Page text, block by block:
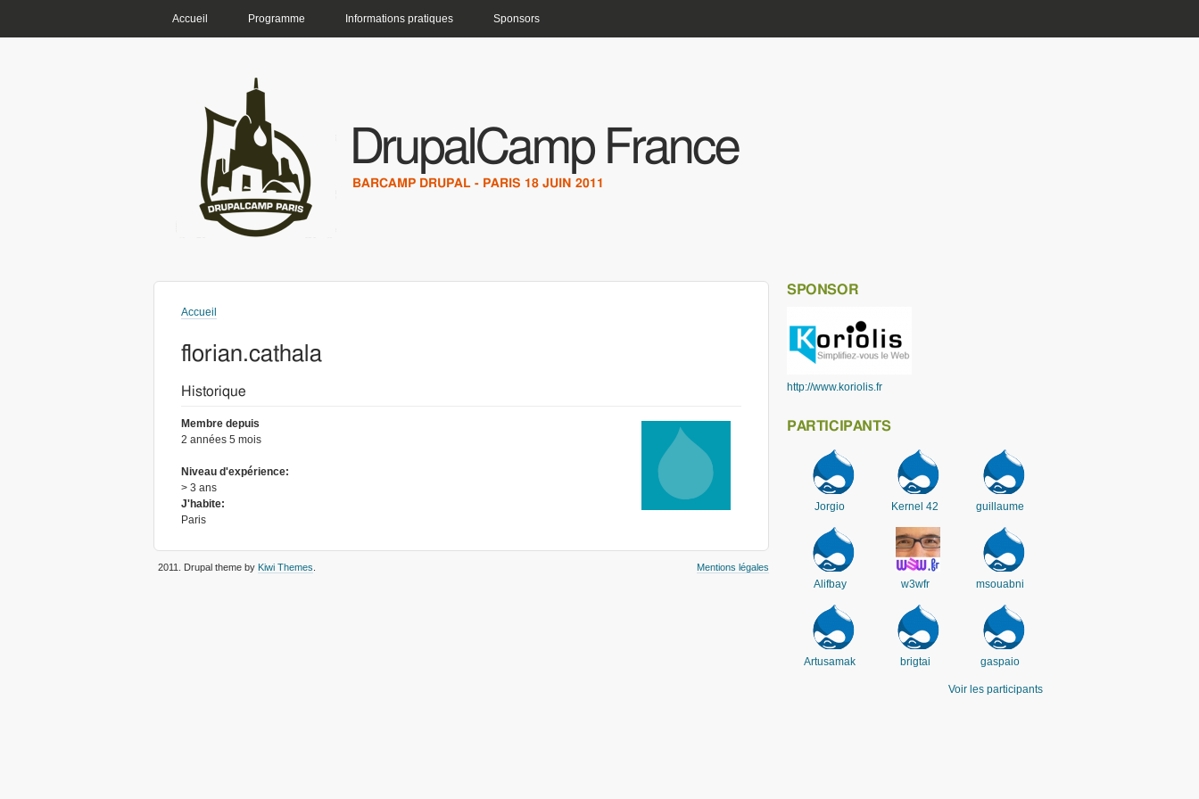
Accueil Programme Informations pratiques Sponsors
DrupalCamp France
BARCAMP DRUPAL - PARIS 18 JUIN 2011
Vous êtes ici
Accueil
florian.cathala
Historique
Membre depuis
2 années 5 mois
Niveau d'expérience:
> 3 ans
J'habite:
Paris
2011 . Drupal theme by Kiwi Themes Mentions légales
SPONSOR
http://www.koriolis.fr
PARTICIPANTS
Jorgio Kernel 42 guillaume
Alifbay w3wfr msouabni
Artusamak brigtai gaspaio
Voir les participants